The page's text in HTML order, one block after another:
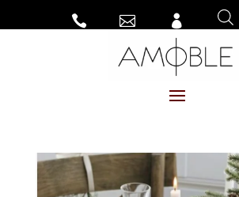
  